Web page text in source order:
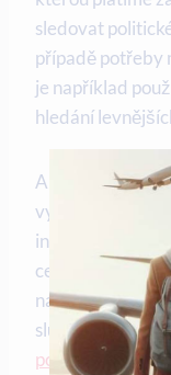
sledovat
případě potřeby
je například
hledání
Abychom se s
vypořádat, je
informace o
ceny na
nabídky. Mnoho
služby s
pomohou najít